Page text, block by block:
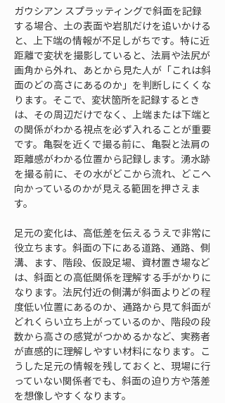
ガウシアン スプラッティングで斜面を記録
する場合、土の表面や岩肌だけを追いかける
と、上下端の情報が不足しがちです。特に近
距離で変状を撮影していると、法肩や法尻が
画角から外れ、あとから見た人が「これは斜
面のどの高さにあるのか」を判断しにくくな
ります。そこで、変状箇所を記録するとき
は、その周辺だけでなく、上端または下端と
の関係がわかる視点を必ず入れることが重要
です。亀裂を近くで撮る前に、亀裂と法肩の
距離感がわかる位置から記録します。湧水跡
を撮る前に、その水がどこから流れ、どこへ
向かっているのかが見える範囲を押さえま
す。
足元の変化は、高低差を伝えるうえで非常に
役立ちます。斜面の下にある道路、通路、側
溝、ます、階段、仮設足場、資材置き場など
は、斜面との高低関係を理解する手がかりに
なります。法尻付近の側溝が斜面よりどの程
度低い位置にあるのか、通路から見て斜面が
どれくらい立ち上がっているのか、階段の段
数から高さの感覚がつかめるかなど、実務者
が直感的に理解しやすい材料になります。こ
うした足元の情報を残しておくと、現場に行
っていない関係者でも、斜面の迫り方や落差
を想像しやすくなります。